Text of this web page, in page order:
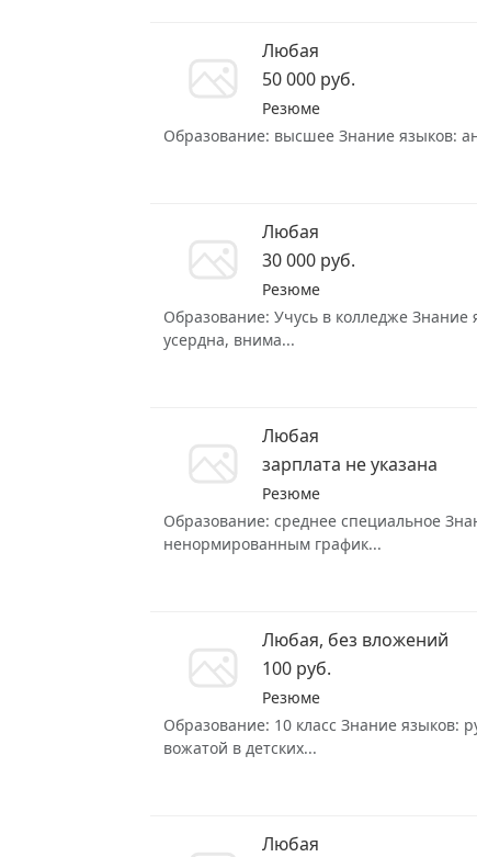
Любая
50 000 руб.
Резюме
Образование: высшее Знание языков:
Любая
30 000 руб.
Резюме
Образование: Учусь в колледже Знание
усердна, внима...
Любая
зарплата не указана
Резюме
Образование: среднее специальное
ненормированным график...
Любая, без вложений
100 руб.
Резюме
Образование: 10 класс Знание языков:
вожатой в детских...
Любая